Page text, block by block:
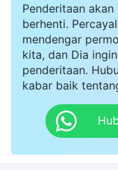
Penderitaan
berhenti.
mendengar
kita, dan Dia
penderitaan.
kabar baik